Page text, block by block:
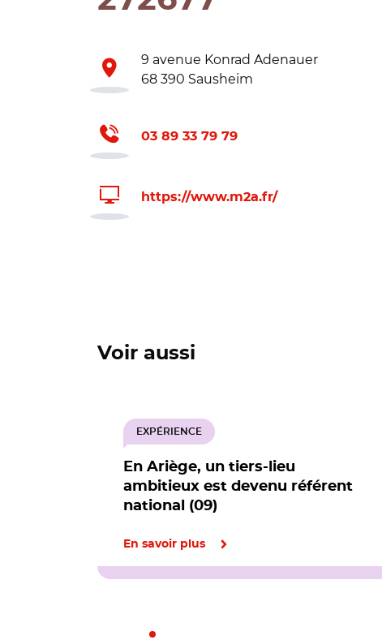
9 avenue Konrad Adenauer
68 390 Sausheim
03 89 33 79 79
https://www.m2a.fr/
Voir aussi
En Ariège, un tiers-lieu
ambitieux est devenu référent
national (09)
EXPÉRIENCE
En savoir plus